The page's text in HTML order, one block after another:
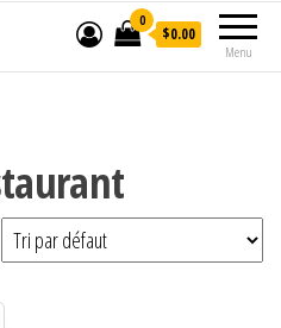
Menu
0
$0.00